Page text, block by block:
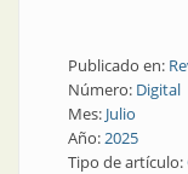
Publicado en:
Número: Digital
Mes: Julio
Año:2025
Tipo de artículo: